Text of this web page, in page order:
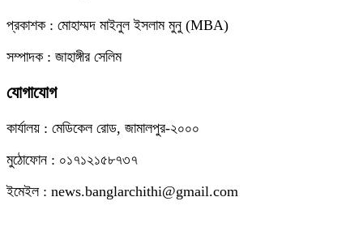
প্রকাশক : মোহাম্মদ মাইনুল ইসলাম মুনু (MBA)
সম্পাদক : জাহাঙ্গীর সেলিম
যোগাযোগ
কার্যালয় : মেডিকেল রোড, জামালপুর-২০০০
মুঠোফোন : ০১৭১২১৫৮৭৩৭
ইমেইল : news.banglarchithi@gmail.com